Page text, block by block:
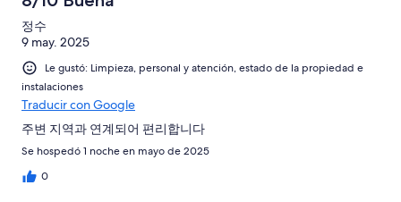
정수
9 may. 2025
Le gustó: Limpieza, personal y atención, estado de la propiedad e
instalaciones
Traducir con Google
주변 지역과 연계되어 편리합니다
Se hospedó 1 noche en mayo de 2025
0